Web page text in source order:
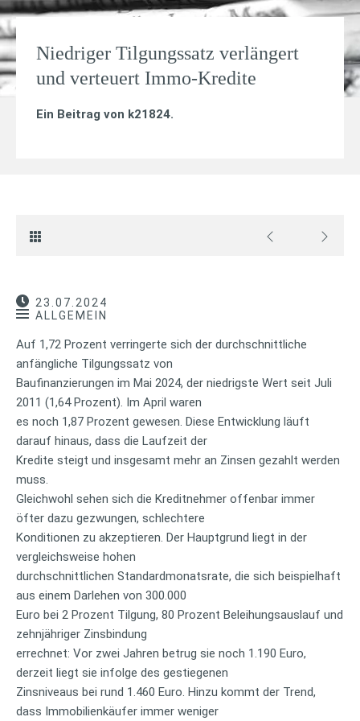
Niedriger Tilgungssatz verlängert
und verteuert Immo-Kredite
Ein Beitrag von k21824.
23.07.2024
ALLGEMEIN
Auf 1,72 Prozent verringerte sich der durchschnittliche
anfängliche Tilgungssatz von
Baufinanzierungen im Mai 2024, der niedrigste Wert seit Juli
2011 (1,64 Prozent). Im April waren
es noch 1,87 Prozent gewesen. Diese Entwicklung läuft
darauf hinaus, dass die Laufzeit der
Kredite steigt und insgesamt mehr an Zinsen gezahlt werden
muss.
Gleichwohl sehen sich die Kreditnehmer offenbar immer
öfter dazu gezwungen, schlechtere
Konditionen zu akzeptieren. Der Hauptgrund liegt in der
vergleichsweise hohen
durchschnittlichen Standardmonatsrate, die sich beispielhaft
aus einem Darlehen von 300.000
Euro bei 2 Prozent Tilgung, 80 Prozent Beleihungsauslauf und
zehnjähriger Zinsbindung
errechnet: Vor zwei Jahren betrug sie noch 1.190 Euro,
derzeit liegt sie infolge des gestiegenen
Zinsniveaus bei rund 1.460 Euro. Hinzu kommt der Trend,
dass Immobilienkäufer immer weniger